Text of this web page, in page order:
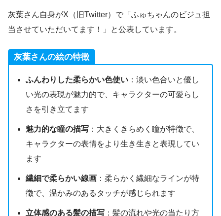
灰葉さん自身がX（旧Twitter）で「ふゅちゃんのビジュ担
当させていただいてます！」と公表しています。
灰葉さんの絵の特徴
ふんわりした柔らかい色使い ：淡い色合いと優し
い光の表現が魅力的で、キャラクターの可愛らし
さを引き立てます
魅力的な瞳の描写 ：大きくきらめく瞳が特徴で、
キャラクターの表情をより生き生きと表現してい
ます
繊細で柔らかい線画 ：柔らかく繊細なラインが特
徴で、温かみのあるタッチが感じられます
立体感のある髪の描写 ：髪の流れや光の当たり方